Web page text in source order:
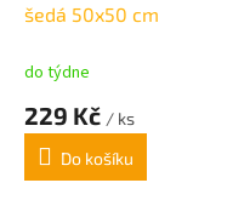
šedá 50x50 cm
do týdne
229 Kč / ks
Do košíku